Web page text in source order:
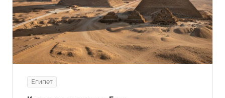
Египет